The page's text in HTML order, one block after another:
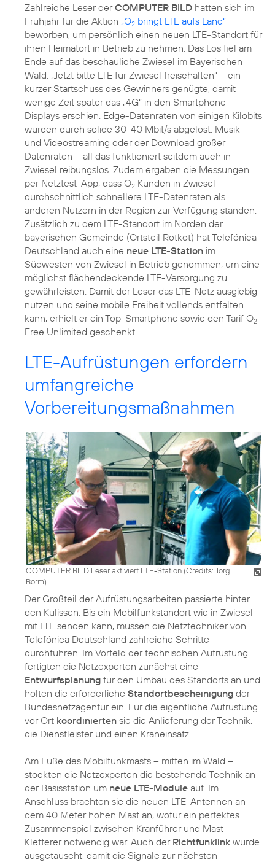
Zahlreiche Leser derCOMPUTER BILD hatten sich im
Frühjahr für die Aktion „O2 bringt LTE aufs Land“
beworben, um persönlich einen neuen LTE-Standort für
ihren Heimatort in Betrieb zu nehmen. Das Los fiel am
Ende auf das beschauliche Zwiesel im Bayerischen
Wald. „Jetzt bitte LTE für Zwiesel freischalten“ – ein
kurzer Startschuss des Gewinners genügte, damit
wenige Zeit später das „4G“ in den Smartphone-
Displays erschien. Edge-Datenraten von einigen Kilobits
wurden durch solide 30-40 Mbit/s abgelöst. Musik-
und Videostreaming oder der Download großer
Datenraten – all das funktioniert seitdem auch in
Zwiesel reibungslos. Zudem ergaben die Messungen
per Netztest-App, dass O2 Kunden in Zwiesel
durchschnittlich schnellere LTE-Datenraten als
anderen Nutzern in der Region zur Verfügung standen.
Zusätzlich zu dem LTE-Standort im Norden der
bayerischen Gemeinde (Ortsteil Rotkot) hat Telefónica
Deutschland auch eine neue LTE-Station im
Südwesten von Zwiesel in Betrieb genommen, um eine
möglichst flächendeckende LTE-Versorgung zu
gewährleisten. Damit der Leser das LTE-Netz ausgiebig
nutzen und seine mobile Freiheit vollends entfalten
kann, erhielt er ein Top-Smartphone sowie den Tarif O2
Free Unlimited geschenkt.
LTE-Aufrüstungen erfordern
umfangreiche
Vorbereitungsmaßnahmen
COMPUTER BILD Leser aktiviert LTE-Station (Credits: Jörg
Borm)
Der Großteil der Aufrüstungsarbeiten passierte hinter
den Kulissen: Bis ein Mobilfunkstandort wie in Zwiesel
mit LTE senden kann, müssen die Netztechniker von
Telefónica Deutschland zahlreiche Schritte
durchführen. Im Vorfeld der technischen Aufrüstung
fertigten die Netzexperten zunächst eine
Entwurfsplanung für den Umbau des Standorts an und
holten die erforderliche Standortbescheinigung der
Bundesnetzagentur ein. Für die eigentliche Aufrüstung
vor Ort koordinierten sie die Anlieferung der Technik,
die Dienstleister und einen Kraneinsatz.
Am Fuße des Mobilfunkmasts – mitten im Wald –
stockten die Netzexperten die bestehende Technik an
der Basisstation um neue LTE-Module auf. Im
Anschluss brachten sie die neuen LTE-Antennen an
dem 40 Meter hohen Mast an, wofür ein perfektes
Zusammenspiel zwischen Kranführer und Mast-
Kletterer notwendig war. Auch der Richtfunklink wurde
ausgetauscht, damit die Signale zur nächsten